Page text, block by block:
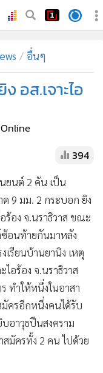
อื่นๆ
อส.เจาะไอ
394
ยนต์ 2 คัน เป็น
9 มม. 2 กระบอก ยิง
ร้อง จ.นราธิวาส ขณะ
อนท้ายกันมาหลัง
เรียนบ้านยานิง เหตุ
อร้อง จ.นราธิวาส
ทำให้หนึ่งในอาสา
มัครอีกหนึ่งคนได้รับ
อาวุธปืนสงคราม
มัครทั้ง 2 คน ไปด้วย